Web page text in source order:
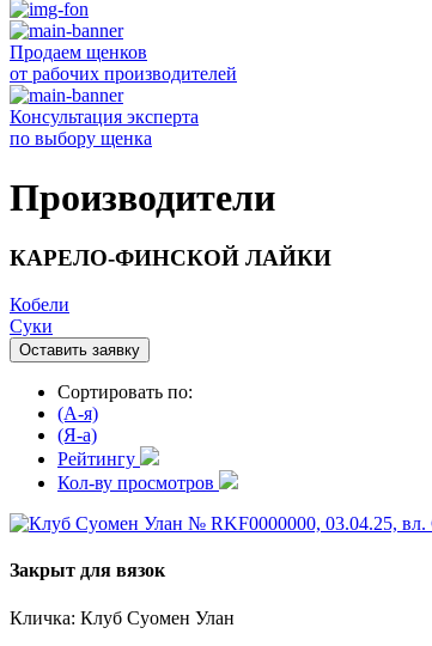
Продаем щенков
от рабочих производителей
Консультация эксперта
по выбору щенка
Производители
КАРЕЛО-ФИНСКОЙ ЛАЙКИ
Кобели
Суки
Оставить заявку
Сортировать по:
(A-я)
(Я-а)
Рейтингу
Кол-ву просмотров
Закрыт для вязок
Кличка: Клуб Суомен Улан